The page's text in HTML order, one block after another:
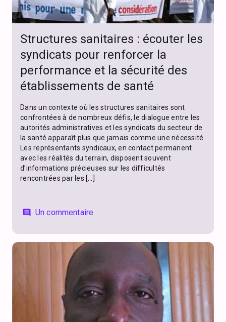
Structures sanitaires : écouter les
syndicats pour renforcer la
performance et la sécurité des
établissements de santé
Dans un contexte où les structures sanitaires sont
confrontées à de nombreux défis, le dialogue entre les
autorités administratives et les syndicats du secteur de
la santé apparaît plus que jamais comme une nécessité.
Les représentants syndicaux, en contact permanent
avec les réalités du terrain, disposent souvent
d’informations précieuses sur les difficultés
rencontrées par les […]
comment Un commentaire